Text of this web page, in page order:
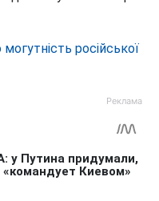
могутність російської